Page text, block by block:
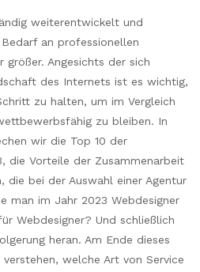
weiterentwickelt und
an professionellen
größer. Angesichts der sich
des Internets ist es wichtig,
zu halten, um im Vergleich
zu bleiben. In
wir die Top 10 der
die Vorteile der Zusammenarbeit
die bei der Auswahl einer Agentur
man im Jahr 2023 Webdesigner
Webdesigner? Und schließlich
heran. Am Ende dieses
welche Art von Service